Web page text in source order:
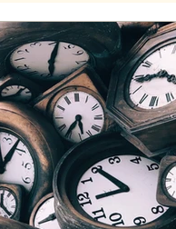
Hypnothérapie